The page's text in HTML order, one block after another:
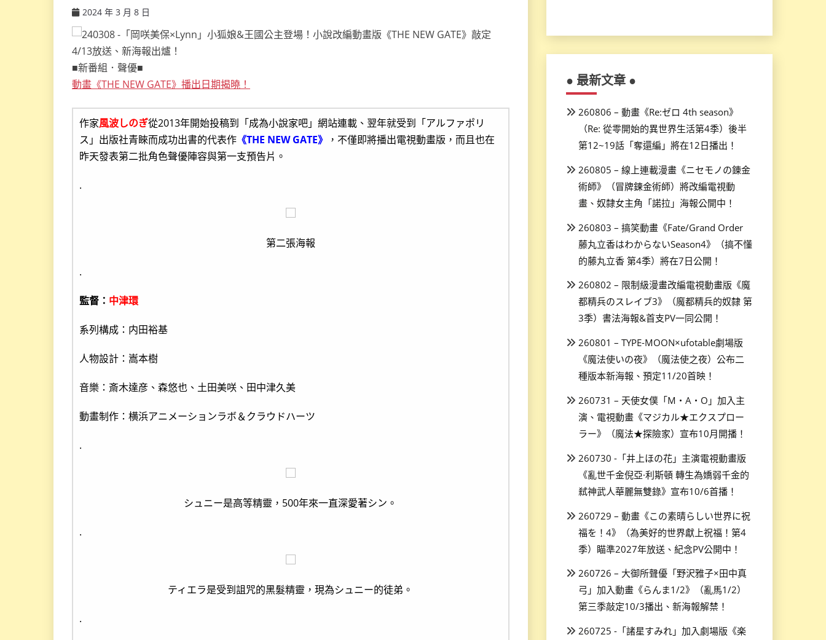
2024 年 3 月 8 日
■新番組．聲優■
動畫《THE NEW GATE》播出日期揭曉！
作家風波しのぎ從2013年開始投稿到「成為小說家吧」網站連載、翌年就受到「アルファポリ
ス」出版社青睞而成功出書的代表作 《THE NEW GATE》
，不僅即將播出電視動畫版，而且也在
昨天發表第二批角色聲優陣容與第一支預告片。
.
第二張海報
.
監督： 中津環
系列構成：内田裕基
人物設計：嵩本樹
音樂：斎木達彦、森悠也、土田美咲、田中津久美
動畫制作：横浜アニメーションラボ＆クラウドハーツ
.
シュニー是高等精靈，500年來一直深愛著シン。
.
ティエラ是受到詛咒的黑髮精靈，現為シュニー的徒弟。
.
● 最新文章 ●
260806 – 動畫《Re:ゼロ 4th season》
（Re: 從零開始的異世界生活第4季）後半
第12~19話「奪還編」將在12日播出！
260805 – 線上連載漫畫《ニセモノの錬金
術師》（冒牌鍊金術師）將改編電視動
畫、奴隸女主角「諾拉」海報公開中！
260803 – 搞笑動畫《Fate/Grand Order
藤丸立香はわからないSeason4》（搞不懂
的藤丸立香 第4季）將在7日公開！
260802 – 限制級漫畫改編電視動畫版《魔
都精兵のスレイブ3》（魔都精兵的奴隸 第
3季）書法海報&首支PV一同公開！
260801 – TYPE-MOON×ufotable劇場版
《魔法使いの夜》（魔法使之夜）公布二
種版本新海報、預定11/20首映！
260731 – 天使女僕「M・A・O」加入主
演、電視動畫《マジカル★エクスプロー
ラー》（魔法★探險家）宣布10月開播！
260730 -「井上ほの花」主演電視動畫版
《亂世千金倪亞·利斯頓 轉生為嬌弱千金的
弒神武人華麗無雙錄》宣布10/6首播！
260729 – 動畫《この素晴らしい世界に祝
福を！4》（為美好的世界獻上祝福！第4
季）瞄準2027年放送、紀念PV公開中！
260726 – 大御所聲優「野沢雅子×田中真
弓」加入動畫《らんま1/2》（亂馬1/2）
第三季敲定10/3播出、新海報解禁！
260725 -「諸星すみれ」加入劇場版《楽